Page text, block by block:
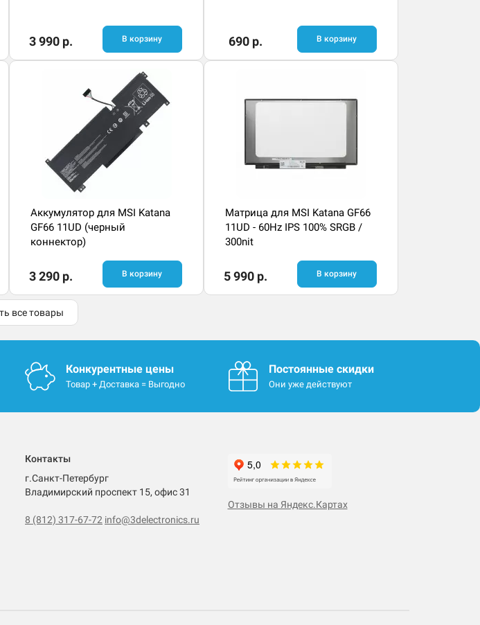
3 990 р. В корзину 690 р. В корзину
Аккумулятор для MSI Katana
GF66 11UD (черный
коннектор)
3 290 р. В корзину
Матрица для MSI Katana GF66
11UD - 60Hz IPS 100% SRGB /
300nit
5 990 р. В корзину
все товары
Конкурентные цены
Товар + Доставка = Выгодно
Постоянные скидки
Они уже действуют
Контакты
г.Санкт-Петербург
Владимирский проспект 15, офис 31
8 (812) 317-67-72 info@3delectronics.ru
Отзывы на Яндекс.Картах